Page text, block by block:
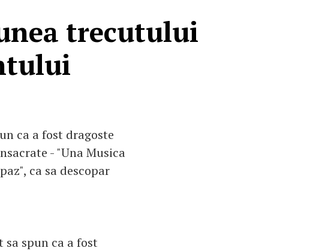
trecutului
ca a fost dragoste
- "Una Musica
ca sa descopar
spun ca a fost